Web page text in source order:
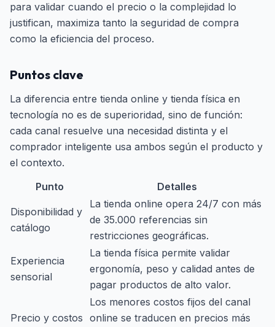
para validar cuando el precio o la complejidad lo
justifican, maximiza tanto la seguridad de compra
como la eficiencia del proceso.
Puntos clave
La diferencia entre tienda online y tienda física en
tecnología no es de superioridad, sino de función:
cada canal resuelve una necesidad distinta y el
comprador inteligente usa ambos según el producto y
el contexto.
Punto
Detalles
Disponibilidad y
catálogo
La tienda online opera 24/7 con más
de 35.000 referencias sin
restricciones geográficas.
Experiencia
sensorial
La tienda física permite validar
ergonomía, peso y calidad antes de
pagar productos de alto valor.
Precio y costos
Los menores costos fijos del canal
online se traducen en precios más